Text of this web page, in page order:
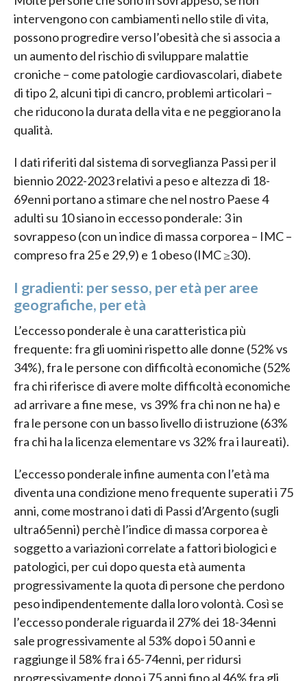
intervengono con cambiamenti nello stile di vita,
possono progredire verso l’obesità che si associa a
un aumento del rischio di sviluppare malattie
croniche – come patologie cardiovascolari, diabete
di tipo 2, alcuni tipi di cancro, problemi articolari –
che riducono la durata della vita e ne peggiorano la
qualità.
I dati riferiti dal sistema di sorveglianza Passi per il
biennio 2022-2023 relativi a peso e altezza di 18-
69enni portano a stimare che nel nostro Paese 4
adulti su 10 siano in eccesso ponderale: 3 in
sovrappeso (con un indice di massa corporea – IMC –
compreso fra 25 e 29,9) e 1 obeso (IMC ≥30).
I gradienti: per sesso, per età per aree
geografiche, per età
L’eccesso ponderale è una caratteristica più
frequente: fra gli uomini rispetto alle donne (52% vs
34%), fra le persone con difficoltà economiche (52%
fra chi riferisce di avere molte difficoltà economiche
ad arrivare a fine mese, vs 39% fra chi non ne ha) e
fra le persone con un basso livello di istruzione (63%
fra chi ha la licenza elementare vs 32% fra i laureati).
L’eccesso ponderale infine aumenta con l’età ma
diventa una condizione meno frequente superati i 75
anni, come mostrano i dati di Passi d’Argento (sugli
ultra65enni) perchè l’indice di massa corporea è
soggetto a variazioni correlate a fattori biologici e
patologici, per cui dopo questa età aumenta
progressivamente la quota di persone che perdono
peso indipendentemente dalla loro volontà. Così se
l’eccesso ponderale riguarda il 27% dei 18-34enni
sale progressivamente al 53% dopo i 50 anni e
raggiunge il 58% fra i 65-74enni, per ridursi
progressivamente dopo i 75 anni fino al 46% fra gli